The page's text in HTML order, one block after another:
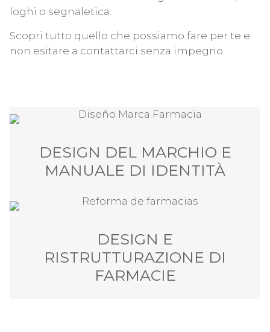
loghi o segnaletica.
Scopri tutto quello che possiamo fare per te e
non esitare a contattarci senza impegno.
DESIGN DEL MARCHIO E
MANUALE DI IDENTITÀ
DESIGN E
RISTRUTTURAZIONE DI
FARMACIE